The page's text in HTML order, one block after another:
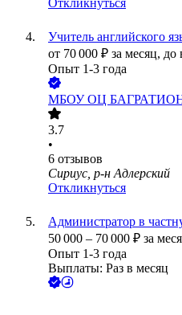
Откликнуться
Учитель английского
от 70 000 ₽ за месяц, до
Опыт 1-3 года
МБОУ ОЦ
3.7
•
6 отзывов
Сириус, р-н Адлерский
Откликнуться
Администратор в
50 000 – 70 000 ₽ за
Опыт 1-3 года
Выплаты: Раз в месяц